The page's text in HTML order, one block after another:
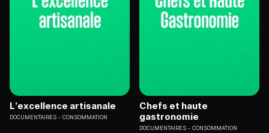
L’excellence artisanale
DOCUMENTAIRES CONSOMMATION
Chefs et haute
gastronomie
DOCUMENTAIRES CONSOMMATION